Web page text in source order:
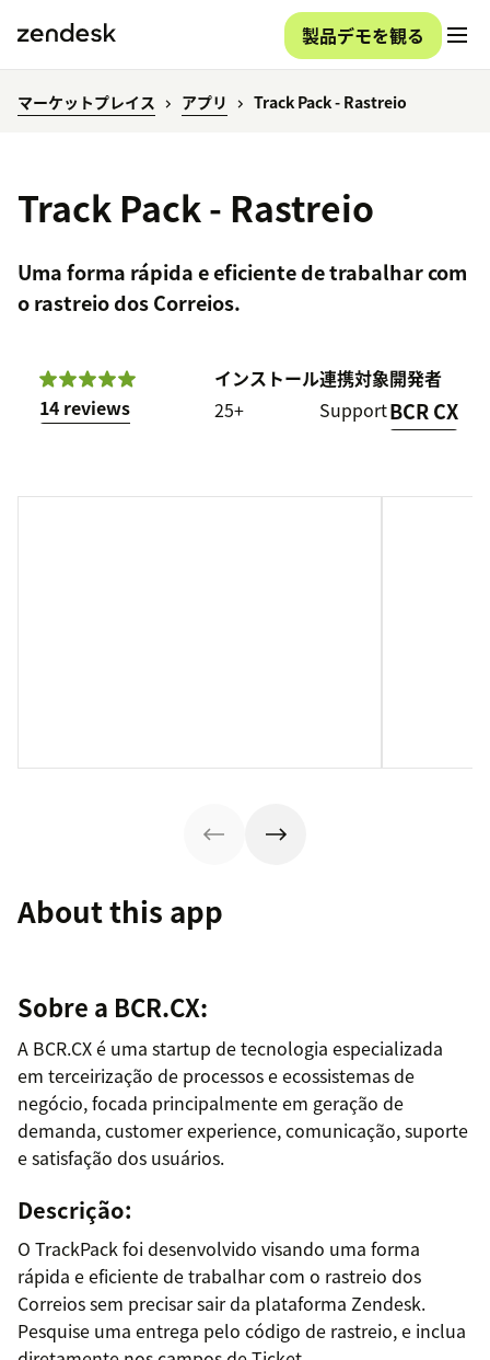
製品デモを観る
マーケットプレイス アプリ Track Pack - Rastreio
Track Pack - Rastreio
Uma forma rápida e eficiente de trabalhar com
o rastreio dos Correios.
14 reviews
インストール
25+
連携対象
Support
開発者
BCR CX
About this app
Sobre a BCR.CX:
A BCR.CX é uma startup de tecnologia especializada
em terceirização de processos e ecossistemas de
negócio, focada principalmente em geração de
demanda, customer experience, comunicação, suporte
e satisfação dos usuários.
Descrição:
O TrackPack foi desenvolvido visando uma forma
rápida e eficiente de trabalhar com o rastreio dos
Correios sem precisar sair da plataforma Zendesk.
Pesquise uma entrega pelo código de rastreio, e inclua